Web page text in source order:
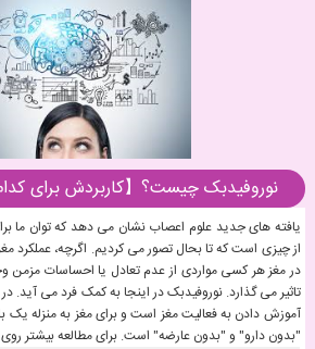
نوروفیدبک چیست؟【کاربردش برای
یافته های جدید علوم اعصاب نشان می دهد که توان ما
از چیزی است که تا بحال تصور می کردیم. اگرچه، عملکرد
در مغز هر کسی مواردی از عدم تعادل یا احساسات مزمن
تاثیر می گذارد. نوروفیدبک در اینجا به کمک فرد می آید.
آموزش دادن به فعالیت مغز است و برای مغز به منزله
"بدون دارو" و "بدون عارضه" است. برای مطالعه بیشتر روی